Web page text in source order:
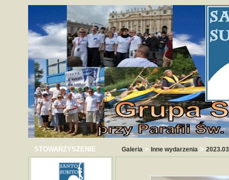
STOWARZYSZENIE Galeria > Inne wydarzenia >